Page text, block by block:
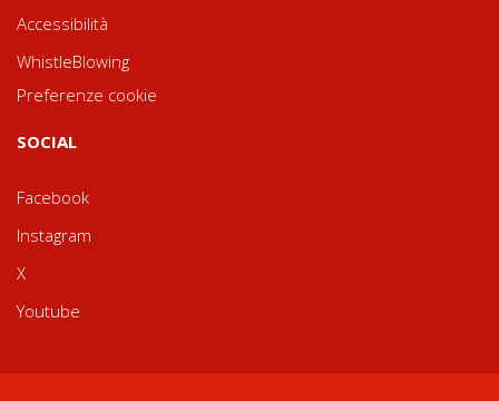
Accessibilità
WhistleBlowing
Preferenze cookie
SOCIAL
Facebook
Instagram
X
Youtube